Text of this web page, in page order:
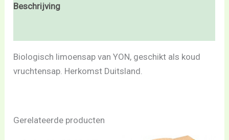
Beschrijving
Biologisch limoensap van YON, geschikt als koud
vruchtensap. Herkomst Duitsland.
Gerelateerde producten